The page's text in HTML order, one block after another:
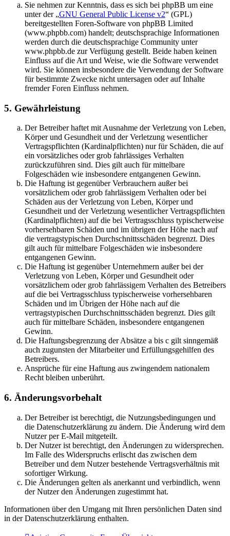
Sie nehmen zur Kenntnis, dass es sich bei phpBB um eine
unter der „GNU General Public License v2“ (GPL)
bereitgestellten Foren-Software von phpBB Limited
(www.phpbb.com) handelt; deutschsprachige Informationen
werden durch die deutschsprachige Community unter
www.phpbb.de zur Verfügung gestellt. Beide haben keinen
Einfluss auf die Art und Weise, wie die Software verwendet
wird. Sie können insbesondere die Verwendung der Software
für bestimmte Zwecke nicht untersagen oder auf Inhalte
fremder Foren Einfluss nehmen.
5. Gewährleistung
Der Betreiber haftet mit Ausnahme der Verletzung von Leben,
Körper und Gesundheit und der Verletzung wesentlicher
Vertragspflichten (Kardinalpflichten) nur für Schäden, die auf
ein vorsätzliches oder grob fahrlässiges Verhalten
zurückzuführen sind. Dies gilt auch für mittelbare
Folgeschäden wie insbesondere entgangenen Gewinn.
Die Haftung ist gegenüber Verbrauchern außer bei
vorsätzlichem oder grob fahrlässigem Verhalten oder bei
Schäden aus der Verletzung von Leben, Körper und
Gesundheit und der Verletzung wesentlicher Vertragspflichten
(Kardinalpflichten) auf die bei Vertragsschluss typischerweise
vorhersehbaren Schäden und im übrigen der Höhe nach auf
die vertragstypischen Durchschnittsschäden begrenzt. Dies
gilt auch für mittelbare Folgeschäden wie insbesondere
entgangenen Gewinn.
Die Haftung ist gegenüber Unternehmern außer bei der
Verletzung von Leben, Körper und Gesundheit oder
vorsätzlichem oder grob fahrlässigem Verhalten des Betreibers
auf die bei Vertragsschluss typischerweise vorhersehbaren
Schäden und im Übrigen der Höhe nach auf die
vertragstypischen Durchschnittsschäden begrenzt. Dies gilt
auch für mittelbare Schäden, insbesondere entgangenen
Gewinn.
Die Haftungsbegrenzung der Absätze a bis c gilt sinngemäß
auch zugunsten der Mitarbeiter und Erfüllungsgehilfen des
Betreibers.
Ansprüche für eine Haftung aus zwingendem nationalem
Recht bleiben unberührt.
6. Änderungsvorbehalt
Der Betreiber ist berechtigt, die Nutzungsbedingungen und
die Datenschutzerklärung zu ändern. Die Änderung wird dem
Nutzer per E-Mail mitgeteilt.
Der Nutzer ist berechtigt, den Änderungen zu widersprechen.
Im Falle des Widerspruchs erlischt das zwischen dem
Betreiber und dem Nutzer bestehende Vertragsverhältnis mit
sofortiger Wirkung.
Die Änderungen gelten als anerkannt und verbindlich, wenn
der Nutzer den Änderungen zugestimmt hat.
Informationen über den Umgang mit Ihren persönlichen Daten sind
in der Datenschutzerklärung enthalten.